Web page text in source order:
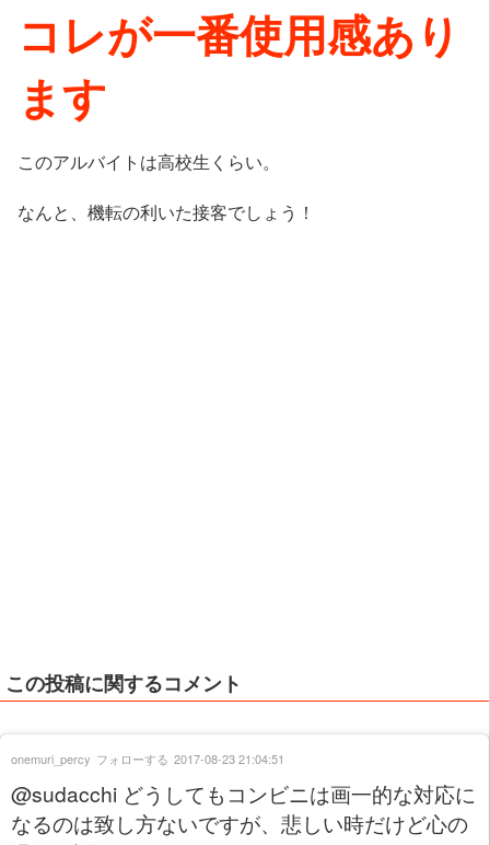
コレが一番使用感あり
ます
このアルバイトは高校生くらい。
なんと、機転の利いた接客でしょう！
この投稿に関するコメント
@sudacchi どうしてもコンビニは画一的な対応に
なるのは致し方ないですが、悲しい時だけど心の
onemuri_percy フォローする 2017-08-23 21:04:51